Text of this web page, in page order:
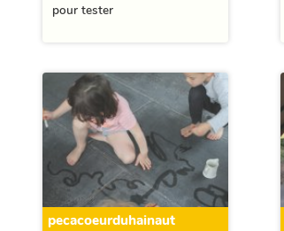
pour tester
pecacoeurduhainaut